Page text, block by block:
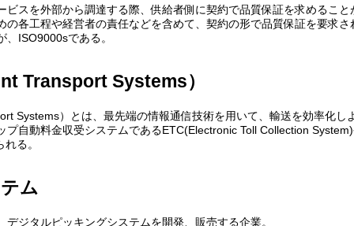
ビスを外部から調達する際、供給者側に契約で品質保証を求めるこ
の各工程や経営者の責任などを含めて、契約の形で品質保証を要求
ISO9000sである。
Transport Systems）
Systems）とは、最先端の情報通信技術を用いて、輸送を効率化し
プ自動料金収受システムであるETC(Electronic Toll Collection
る。
ム
デジタルピッキングシステムを開発、販売する企業。